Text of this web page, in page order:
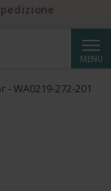
MENU
WA0219-272-201